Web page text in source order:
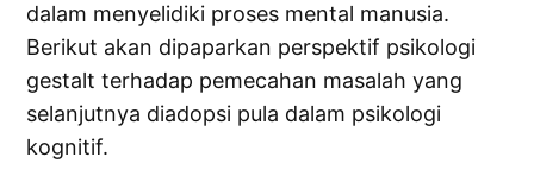
dalam menyelidiki proses mental manusia.
Berikut akan dipaparkan perspektif psikologi
gestalt terhadap pemecahan masalah yang
selanjutnya diadopsi pula dalam psikologi
kognitif.